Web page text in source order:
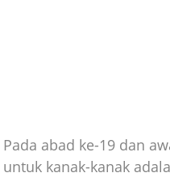
Pada abad ke-19 dan
untuk kanak-kanak